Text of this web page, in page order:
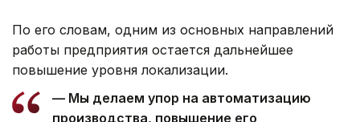
По его словам, одним из основных направлений
работы предприятия остается дальнейшее
повышение уровня локализации.
— Мы делаем упор на автоматизацию
производства, повышение его